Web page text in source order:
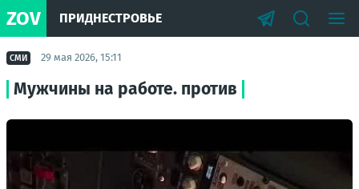
ZOV ПРИДНЕСТРОВЬЕ
СМИ 29 мая 2026, 15:11
Мужчины на работе. против